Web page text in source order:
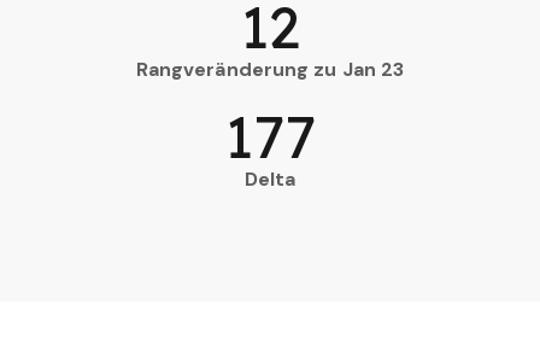
Rangveränderung zu Jan 23
12
Delta
177